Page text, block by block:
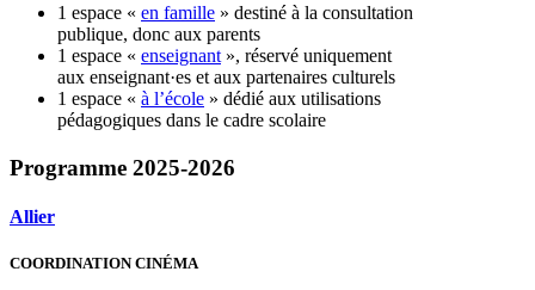
1 espace « en famille » destiné à la consultation
publique, donc aux parents
1 espace « enseignant », réservé uniquement
aux enseignant·es et aux partenaires culturels
1 espace « à l’école » dédié aux utilisations
pédagogiques dans le cadre scolaire
Programme 2025-2026
Allier
COORDINATION CINÉMA